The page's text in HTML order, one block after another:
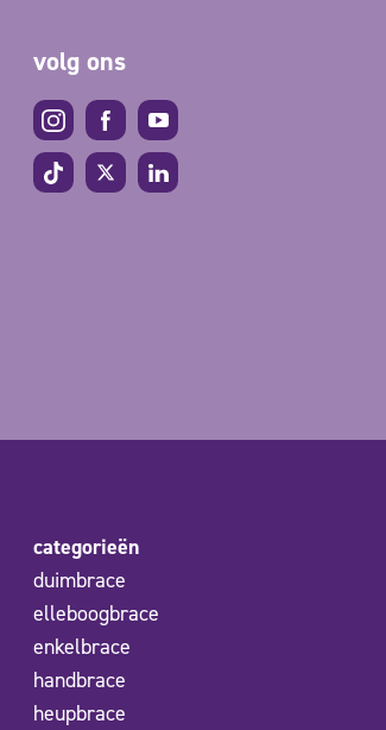
volg ons
categorieën
duimbrace
elleboogbrace
enkelbrace
handbrace
heupbrace